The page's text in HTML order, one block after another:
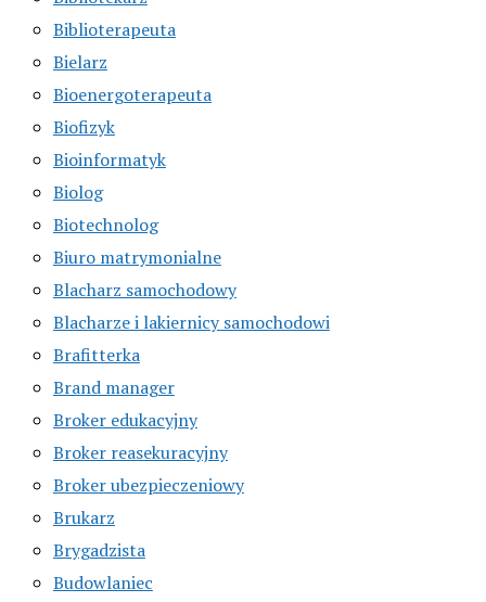
Biblioterapeuta
Bielarz
Bioenergoterapeuta
Biofizyk
Bioinformatyk
Biolog
Biotechnolog
Biuro matrymonialne
Blacharz samochodowy
Blacharze i lakiernicy samochodowi
Brafitterka
Brand manager
Broker edukacyjny
Broker reasekuracyjny
Broker ubezpieczeniowy
Brukarz
Brygadzista
Budowlaniec